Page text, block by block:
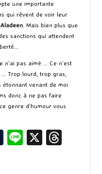
une importante
qui rêvent de voir leur
Aladeen. Mais bien plus que
sanctions qui attendent
n’ai pas aimé … Ce n’est
… Trop lourd, trop gras,
étonnant venant de moi
donc à ne pas faire
genre d’humour vous
T
Li X